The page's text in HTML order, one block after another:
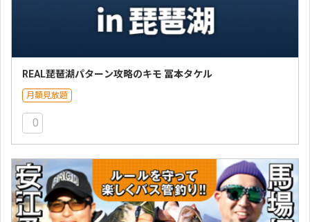
REAL琵琶湖パターン攻略のキモ 冨本タケル
月額見放題
0